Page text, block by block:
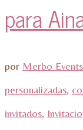
para
por Merbo Events
personalizadas,
invitados,